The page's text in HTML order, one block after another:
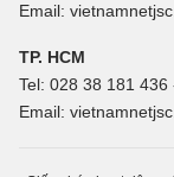
Email:
TP. HCM
Tel: 028 38 181
Email: